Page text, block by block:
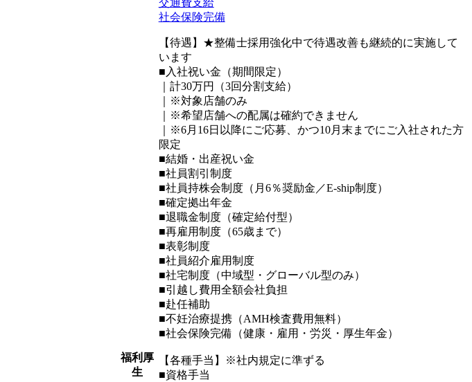
福利厚
生
交通費支給
社会保険完備
【待遇】★整備士採用強化中で待遇改善も継続的に実施して
います
■入社祝い金（期間限定）
｜計30万円（3回分割支給）
｜※対象店舗のみ
｜※希望店舗への配属は確約できません
｜※6月16日以降にご応募、かつ10月末までにご入社された方
限定
■結婚・出産祝い金
■社員割引制度
■社員持株会制度（月6％奨励金／E-ship制度）
■確定拠出年金
■退職金制度（確定給付型）
■再雇用制度（65歳まで）
■表彰制度
■社員紹介雇用制度
■社宅制度（中域型・グローバル型のみ）
■引越し費用全額会社負担
■赴任補助
■不妊治療提携（AMH検査費用無料）
■社会保険完備（健康・雇用・労災・厚生年金）
【各種手当】※社内規定に準ずる
■資格手当